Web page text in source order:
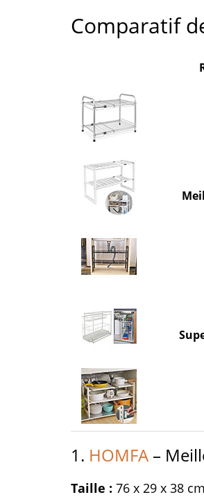
Comparatif
1. HOMFA –
Taille : 76 x 29 x 38 cm